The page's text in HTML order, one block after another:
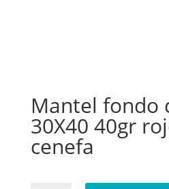
Mantel fondo
30X40 40gr
cenefa